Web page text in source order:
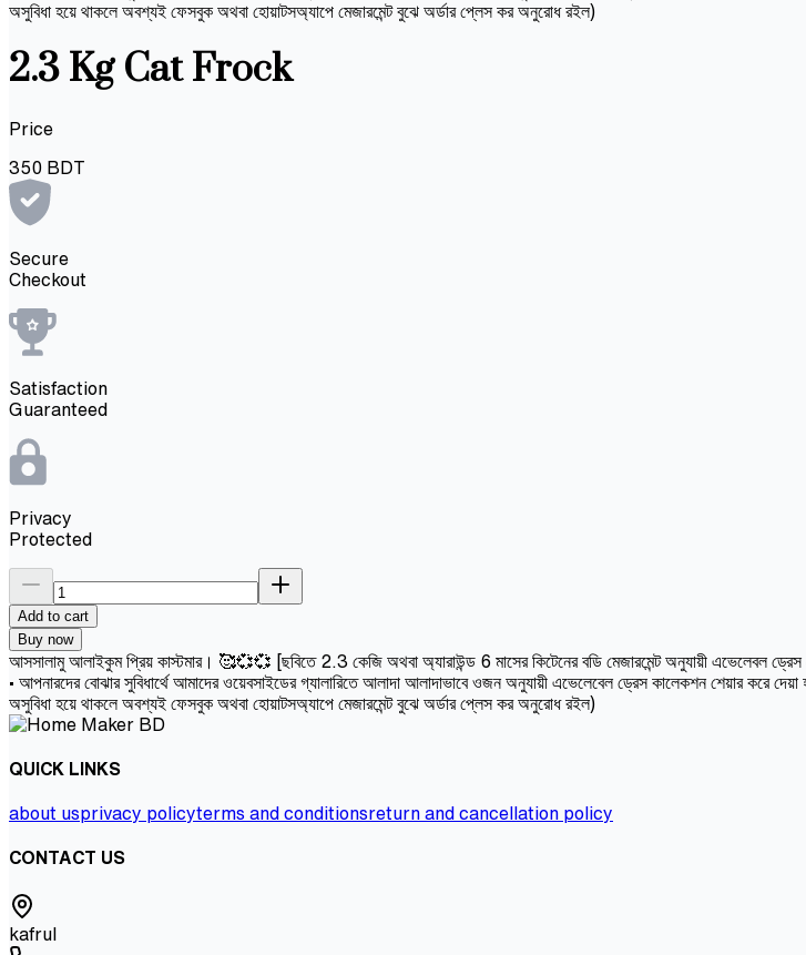
অসুবিধা হয়ে থাকলে অবশ্যই ফেসবুক অথবা হোয়াটসঅ্যাপে মেজারমেন্ট বুঝে অর্ডার প্লেস কর অনুরোধ রইল)
2.3 Kg Cat Frock
Price
350 BDT
Secure
Checkout
Satisfaction
Guaranteed
Privacy
Protected
Add to cart
Buy now
আসসালামু আলাইকুম প্রিয় কাস্টমার। 🥰💞💞 [ছবিতে 2.3 কেজি অথবা অ্যারাউন্ড 6 মাসের কিটেনের বডি মেজারমেন্ট অনুযায়ী এভেলেবল ড্রেস
• আপনারদের বোঝার সুবিধার্থে আমাদের ওয়েবসাইডের গ্যালারিতে আলাদা আলাদাভাবে ওজন অনুযায়ী এভেলেবেল ড্রেস কালেকশন শেয়ার করে
অসুবিধা হয়ে থাকলে অবশ্যই ফেসবুক অথবা হোয়াটসঅ্যাপে মেজারমেন্ট বুঝে অর্ডার প্লেস কর অনুরোধ রইল)
QUICK LINKS
about usprivacy policyterms and conditionsreturn and cancellation policy
CONTACT US
kafrul